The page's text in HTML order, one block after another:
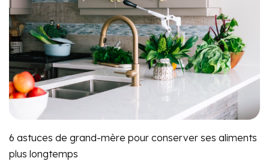
6 astuces de grand-mère pour conserver ses aliments
plus longtemps